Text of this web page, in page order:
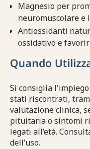
Magnesio per
neuromuscolare
Antiossidanti
ossidativo e
Quando
Si consiglia
stati riscontrati,
valutazione clinica,
pituitaria o sintomi
legati all’età.
dell’uso.